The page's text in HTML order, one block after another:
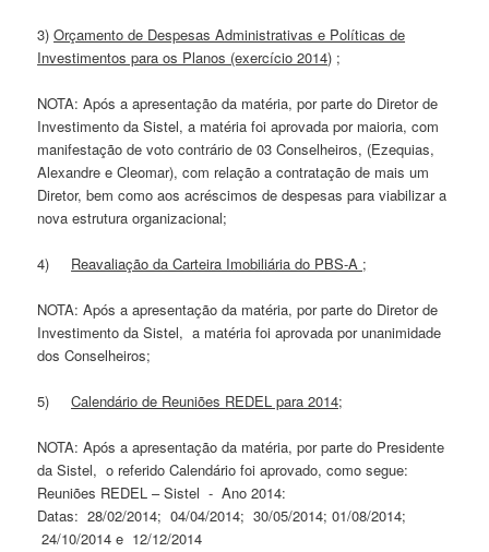
3)Orçamento de Despesas Administrativas e Políticas de
Investimentos para os Planos (exercício 2014) ;
NOTA: Após a apresentação da matéria, por parte do Diretor de
Investimento da Sistel, a matéria foi aprovada por maioria, com
manifestação de voto contrário de 03 Conselheiros, (Ezequias,
Alexandre e Cleomar), com relação a contratação de mais um
Diretor, bem como aos acréscimos de despesas para viabilizar a
nova estrutura organizacional;
4) Reavaliação da Carteira Imobiliária do PBS-A ;
NOTA: Após a apresentação da matéria, por parte do Diretor de
Investimento da Sistel, a matéria foi aprovada por unanimidade
dos Conselheiros;
5)Calendário de Reuniões REDEL para 2014;
NOTA: Após a apresentação da matéria, por parte do Presidente
da Sistel, o referido Calendário foi aprovado, como segue:
Reuniões REDEL – Sistel - Ano 2014:
Datas: 28/02/2014; 04/04/2014; 30/05/2014; 01/08/2014;
24/10/2014 e 12/12/2014